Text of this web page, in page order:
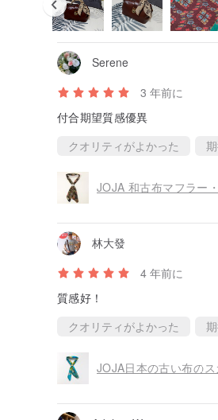
Serene
3 年前に
付合期望質感優異
クオリティがよかった
JOJA 和古布マフラー
林大發
4 年前に
質感好！
クオリティがよかった
JOJA日本の古い布の